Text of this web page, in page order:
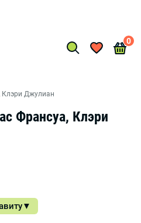
Клэри Джулиан
Франсуа, Клэри
0